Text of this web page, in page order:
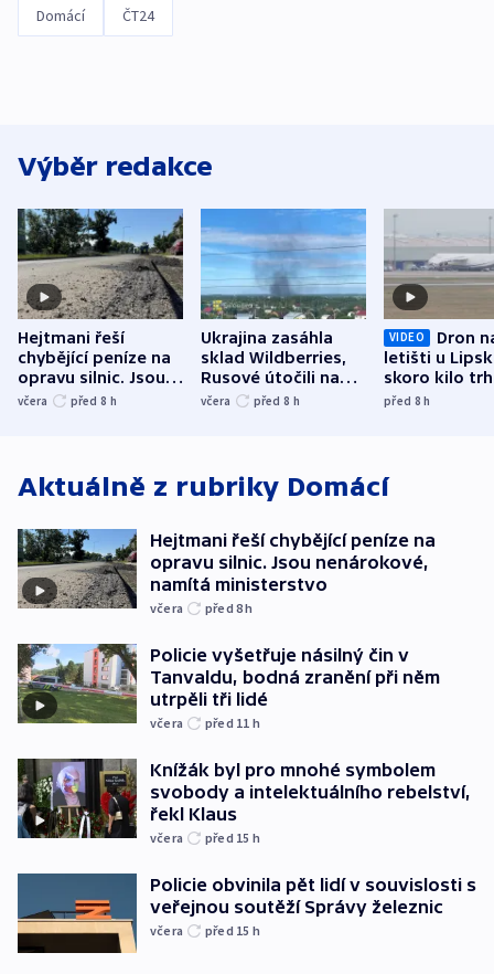
Domácí ČT24
Výběr redakce
Hejtmani řeší
chybějící peníze na
opravu silnic. Jsou
nenárokové, namítá
včera před 8 h
Ukrajina zasáhla
sklad Wildberries,
Rusové útočili na
trh, hasiče či
včera před 8 h
VIDEO
Dron
letišti u
skoro kilo
indicie
před 8h
Aktuálně z rubriky Domácí
Hejtmani řeší chybějící peníze na
opravu silnic. Jsou nenárokové,
namítá ministerstvo
včera před 8h
Policie vyšetřuje násilný čin v
Tanvaldu, bodná zranění při něm
utrpěli tři lidé
včera před 11 h
Knížák byl pro mnohé symbolem
svobody a intelektuálního rebelství,
řekl Klaus
včera před 15 h
Policie obvinila pět lidí v souvislosti s
veřejnou soutěží Správy železnic
včera před 15 h